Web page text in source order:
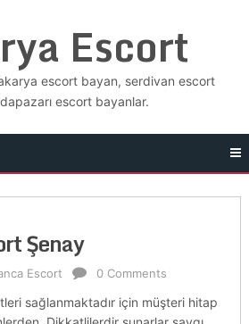
Escort
escort bayan, serdivan escort
escort bayanlar.
Şenay
Escort 0 Comments
sağlanmaktadır için müşteri hitap